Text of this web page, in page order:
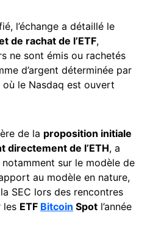
l’échange a détaillé le
de rachat de l’ETF,
ne sont émis ou rachetés
d’argent déterminée par
le Nasdaq est ouvert
de la proposition initiale
directement de l’ETH, a
sur le modèle de
au modèle en nature,
SEC lors des rencontres
les ETF Bitcoin Spot l’année